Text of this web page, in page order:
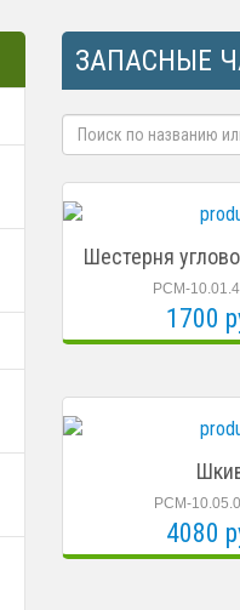
ЗАПАСНЫЕ
Шестерня
РСМ-
1700
РСМ-
4080